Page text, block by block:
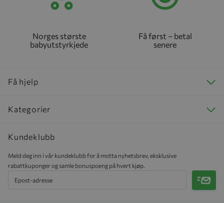
Norges største
babyutstyrkjede
Få først – betal
senere
Få hjelp
Kategorier
Kundeklubb
Meld deg inn i vår kundeklubb for å motta nyhetsbrev, eksklusive
rabattkuponger og samle bonuspoeng på hvert kjøp.
Meld